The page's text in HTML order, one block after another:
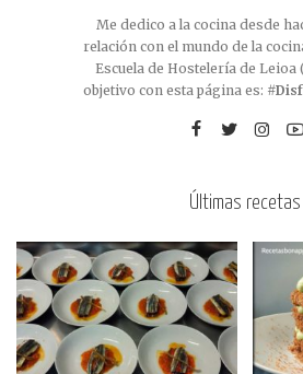
Me dedico a la cocina desde
relación con el mundo de la
Escuela de Hostelería de Leioa
objetivo con esta página es:
Últimas recetas